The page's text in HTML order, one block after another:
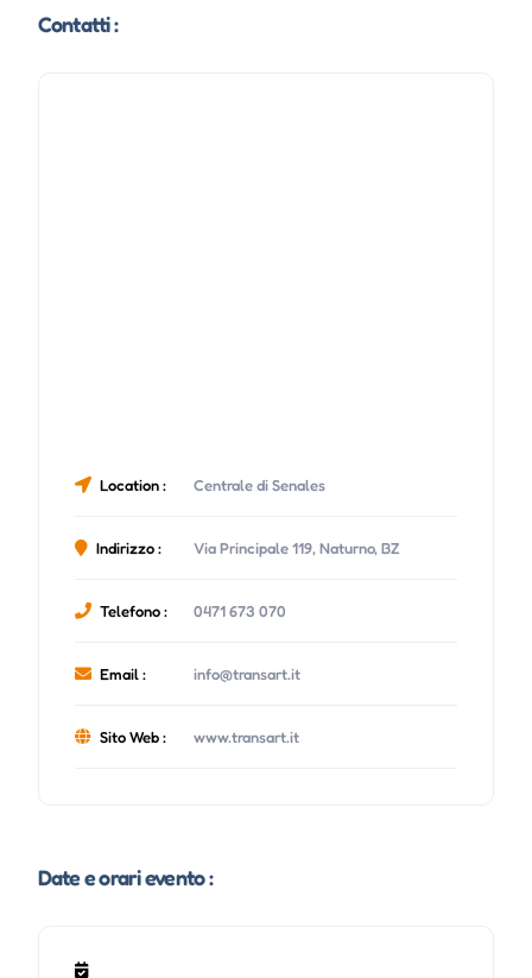
Contatti :
Location : Centrale di Senales
Indirizzo : Via Principale 119, Naturno, BZ
Telefono : 0471 673 070
Email : info@transart.it
Sito Web : www.transart.it
Date e orari evento :